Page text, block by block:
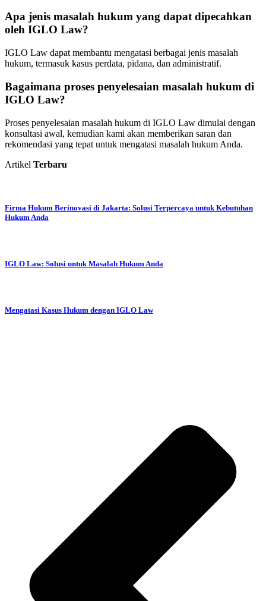
Apa jenis masalah hukum yang dapat dipecahkan
oleh IGLO Law?
IGLO Law dapat membantu mengatasi berbagai jenis masalah
hukum, termasuk kasus perdata, pidana, dan administratif.
Bagaimana proses penyelesaian masalah hukum di
IGLO Law?
Proses penyelesaian masalah hukum di IGLO Law dimulai dengan
konsultasi awal, kemudian kami akan memberikan saran dan
rekomendasi yang tepat untuk mengatasi masalah hukum Anda.
Artikel Terbaru
Firma Hukum Berinovasi di Jakarta: Solusi Terpercaya untuk Kebutuhan
Hukum Anda
IGLO Law: Solusi untuk Masalah Hukum Anda
Mengatasi Kasus Hukum dengan IGLO Law